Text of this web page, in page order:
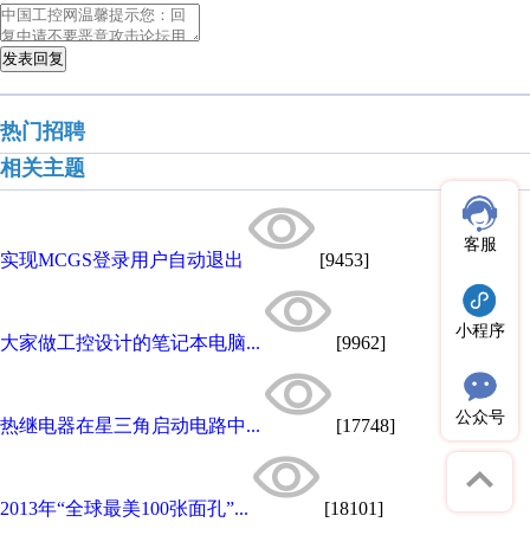
发表回复
热门招聘
相关主题
实现MCGS登录用户自动退出 [9453]
大家做工控设计的笔记本电脑... [9962]
热继电器在星三角启动电路中... [17748]
2013年“全球最美100张面孔”... [18101]
客服
小程序
公众号